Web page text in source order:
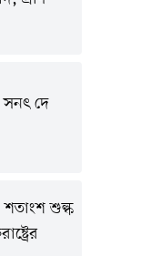
সনৎ দে
শুল্ক